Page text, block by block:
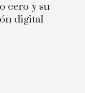
cero y su
digital